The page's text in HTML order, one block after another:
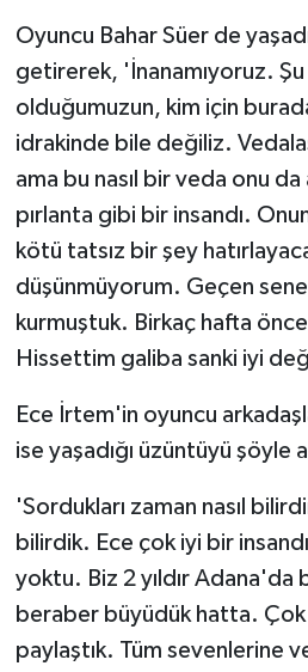
Oyuncu Bahar Süer de
getirerek, 'İnanamıyoruz.
olduğumuzun, kim için
idrakinde bile değiliz.
ama bu nasıl bir veda onu
pırlanta gibi bir insandı.
kötü tatsız bir şey
düşünmüyorum. Geçen
kurmuştuk. Birkaç hafta
Hissettim galiba sanki iyi
Ece İrtem'in oyuncu
ise yaşadığı üzüntüyü şöyle
'Sordukları zaman nasıl
bilirdik. Ece çok iyi bir
yoktu. Biz 2 yıldır Adana'da
beraber büyüdük hatta. Çok
paylaştık. Tüm sevenlerine